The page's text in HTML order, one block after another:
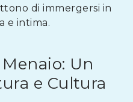
di immergersi in
e intima.
Un
e Cultura